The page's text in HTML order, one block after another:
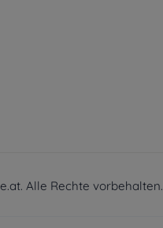
Alle Rechte vorbehalten.